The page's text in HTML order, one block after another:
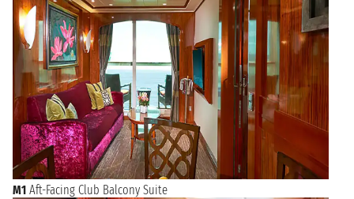
M1 Aft-Facing Club Balcony Suite